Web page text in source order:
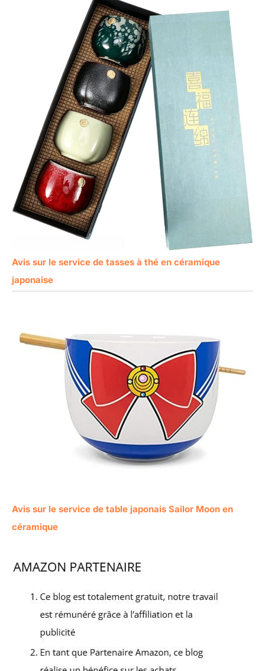
Avis sur le service de tasses à thé en céramique
japonaise
Avis sur le service de table japonais Sailor Moon en
céramique